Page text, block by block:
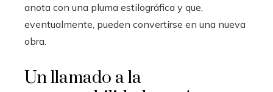
anota con una pluma estilográfica y que,
eventualmente, pueden convertirse en una nueva
obra.
Un llamado a la